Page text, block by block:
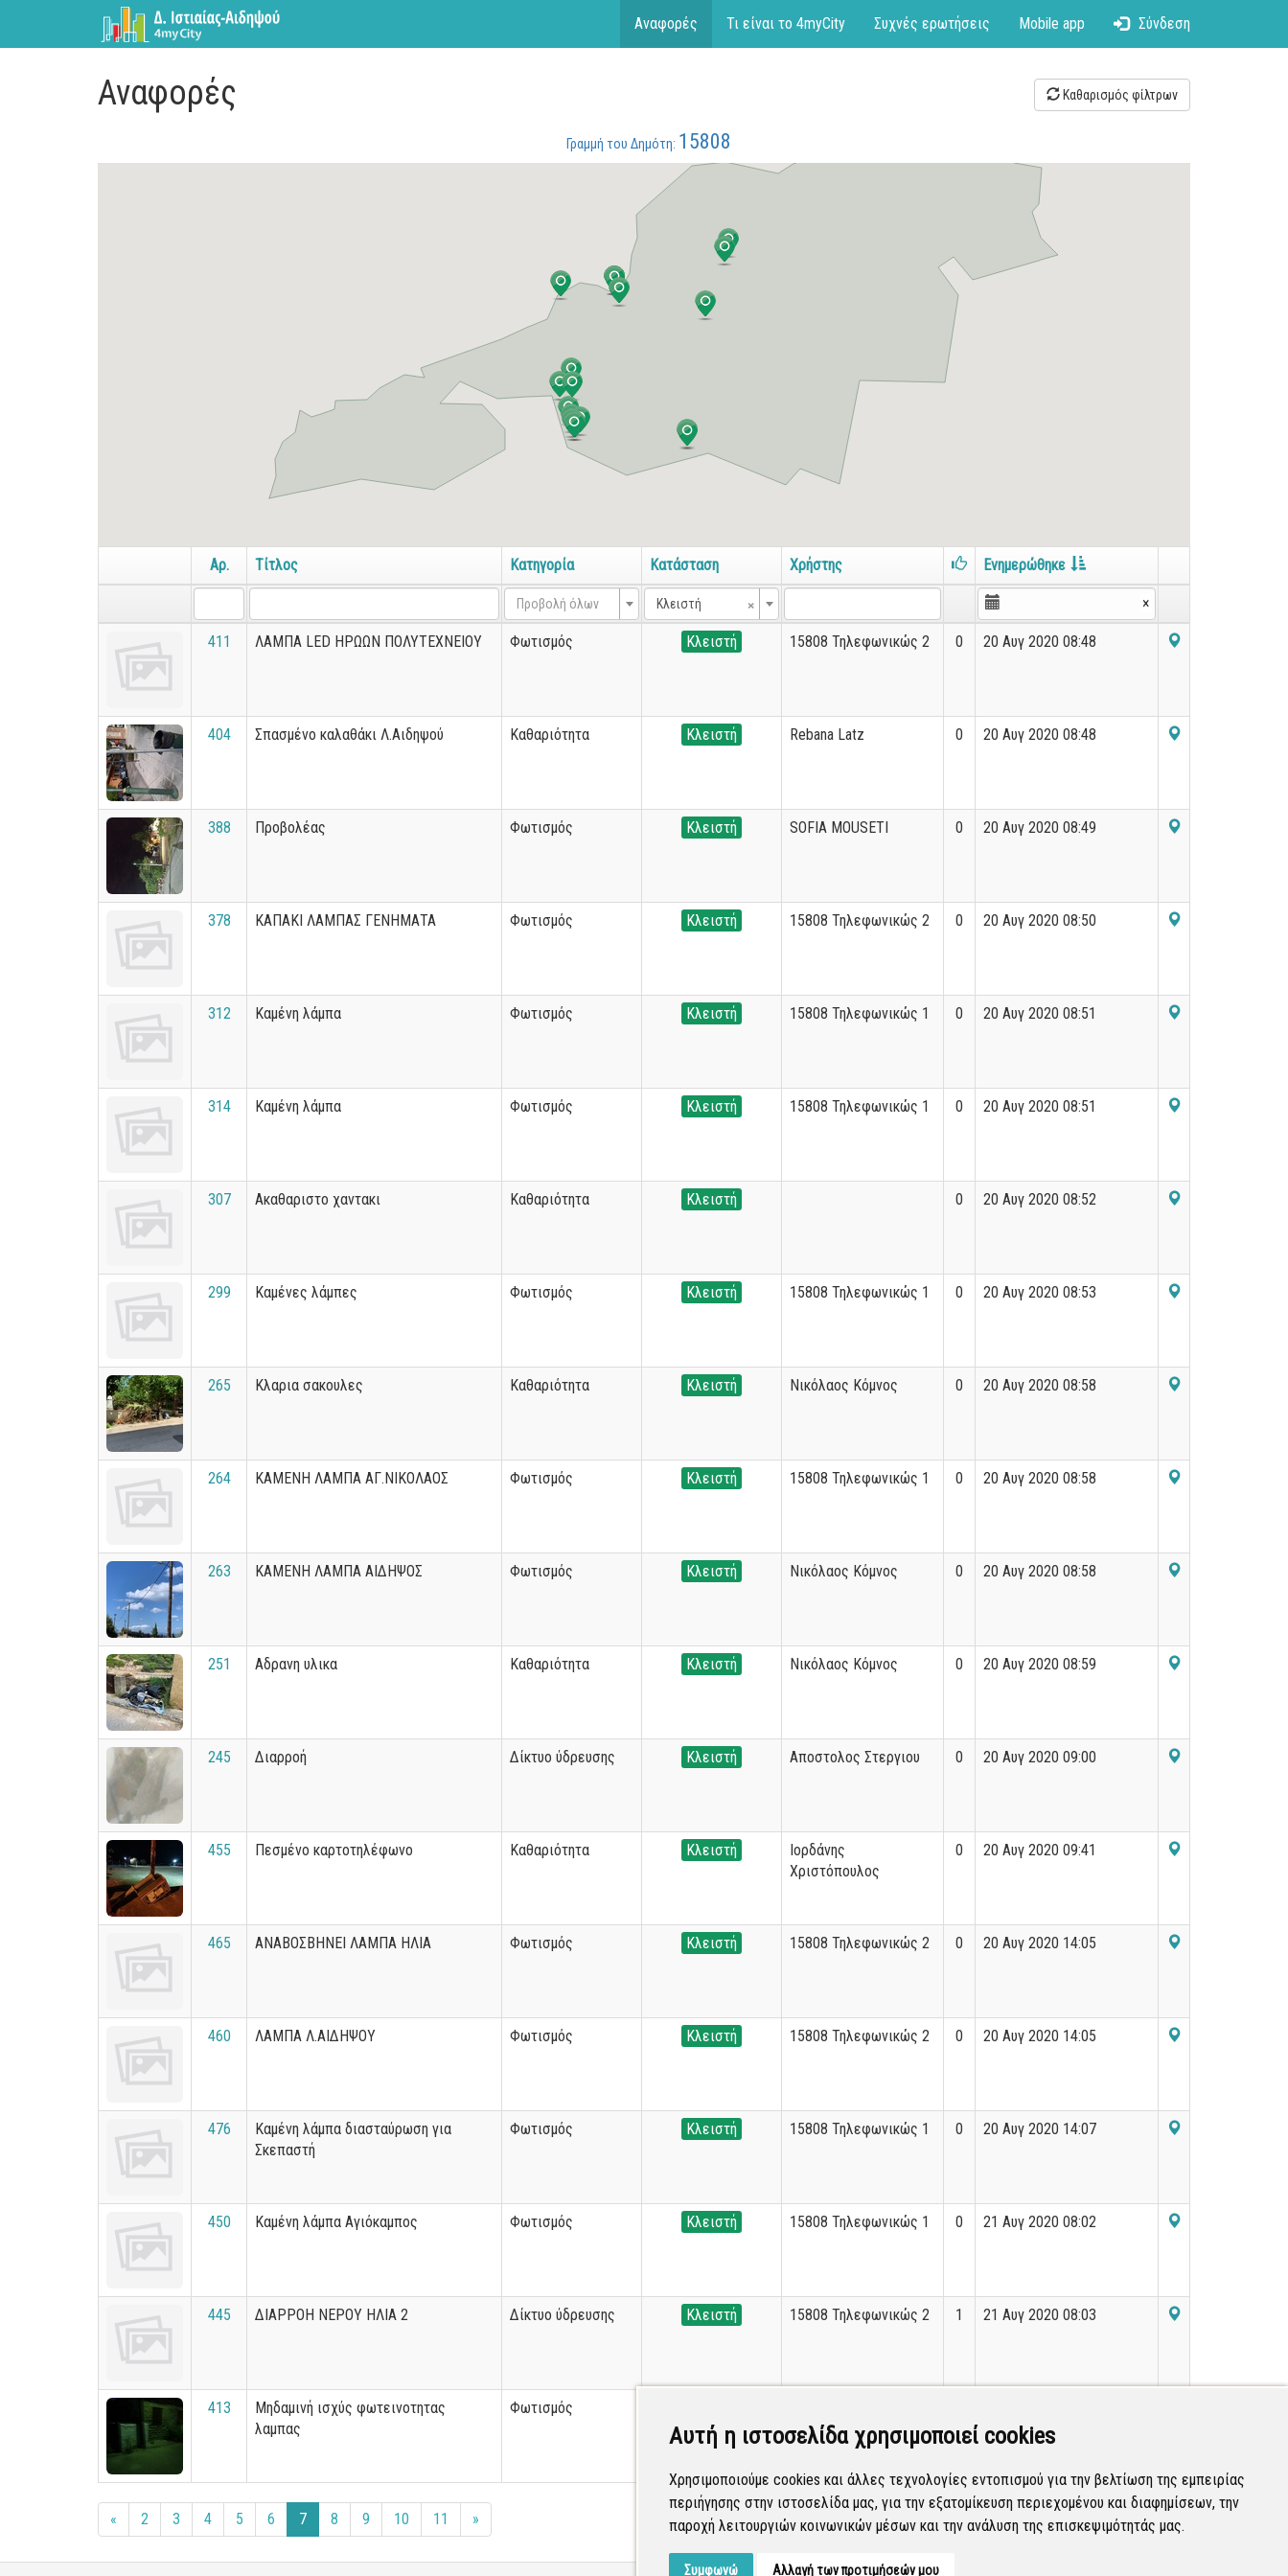
Αυτή η ιστοσελίδα χρησιμοποιεί cookies
Χρησιμοποιούμε cookies και άλλες τεχνολογίες εντοπισμού για την βελτίωση της εμπειρίας
περιήγησης στην ιστοσελίδα μας, για την εξατομίκευση περιεχομένου και διαφημίσεων, την
παροχή λειτουργιών κοινωνικών μέσων και την ανάλυση της επισκεψιμότητάς μας.
Συμφωνώ Αλλαγή των προτιμήσεών μου
Αναφορές Τι είναι το 4myCity Συχνές ερωτήσεις Mobile app Σύνδεση
Αναφορές Καθαρισμός φίλτρων
Γραμμή του Δημότη: 15808
Αρ. Τίτλος Κατηγορία Κατάσταση Χρήστης Ενημερώθηκε
Προβολή όλων ×
Κλειστή ×
411 ΛΑΜΠΑ LED ΗΡΩΩΝ ΠΟΛΥΤΕΧΝΕΙΟΥ Φωτισμός Κλειστή 15808 Τηλεφωνικώς 2 0 20 Αυγ 2020 08:48
404 Σπασμένο καλαθάκι Λ.Αιδηψού Καθαριότητα Κλειστή Rebana Latz 0 20 Αυγ 2020 08:48
388 Προβολέας Φωτισμός Κλειστή SOFIA MOUSETI 0 20 Αυγ 2020 08:49
378 ΚΑΠΑΚΙ ΛΑΜΠΑΣ ΓΕΝΗΜΑΤΑ Φωτισμός Κλειστή 15808 Τηλεφωνικώς 2 0 20 Αυγ 2020 08:50
312 Καμένη λάμπα Φωτισμός Κλειστή 15808 Τηλεφωνικώς 1 0 20 Αυγ 2020 08:51
314 Καμένη λάμπα Φωτισμός Κλειστή 15808 Τηλεφωνικώς 1 0 20 Αυγ 2020 08:51
307 Ακαθαριστο χαντακι Καθαριότητα Κλειστή 0 20 Αυγ 2020 08:52
299 Καμένες λάμπες Φωτισμός Κλειστή 15808 Τηλεφωνικώς 1 0 20 Αυγ 2020 08:53
265 Κλαρια σακουλες Καθαριότητα Κλειστή Νικόλαος Κόμνος 0 20 Αυγ 2020 08:58
264 ΚΑΜΕΝΗ ΛΑΜΠΑ ΑΓ.ΝΙΚΟΛΑΟΣ Φωτισμός Κλειστή 15808 Τηλεφωνικώς 1 0 20 Αυγ 2020 08:58
263 ΚΑΜΕΝΗ ΛΑΜΠΑ ΑΙΔΗΨΟΣ Φωτισμός Κλειστή Νικόλαος Κόμνος 0 20 Αυγ 2020 08:58
251 Αδρανη υλικα Καθαριότητα Κλειστή Νικόλαος Κόμνος 0 20 Αυγ 2020 08:59
245 Διαρροή Δίκτυο ύδρευσης Κλειστή Αποστολος Στεργιου 0 20 Αυγ 2020 09:00
455 Πεσμένο καρτοτηλέφωνο Καθαριότητα Κλειστή
Ιορδάνης
Χριστόπουλος
0 20 Αυγ 2020 09:41
465 ΑΝΑΒΟΣΒΗΝΕΙ ΛΑΜΠΑ ΗΛΙΑ Φωτισμός Κλειστή 15808 Τηλεφωνικώς 2 0 20 Αυγ 2020 14:05
460 ΛΑΜΠΑ Λ.ΑΙΔΗΨΟΥ Φωτισμός Κλειστή 15808 Τηλεφωνικώς 2 0 20 Αυγ 2020 14:05
476
Καμένη λάμπα διασταύρωση για
Σκεπαστή
Φωτισμός Κλειστή 15808 Τηλεφωνικώς 1 0 20 Αυγ 2020 14:07
450 Καμένη λάμπα Αγιόκαμπος Φωτισμός Κλειστή 15808 Τηλεφωνικώς 1 0 21 Αυγ 2020 08:02
445 ΔΙΑΡΡΟΗ ΝΕΡΟΥ ΗΛΙΑ 2 Δίκτυο ύδρευσης Κλειστή 15808 Τηλεφωνικώς 2 1 21 Αυγ 2020 08:03
413
Μηδαμινή ισχύς φωτεινοτητας
λαμπας
Φωτισμός
« 2 3 4 5 6 7 8 9 10 11 » Εμφανίζονται121-140από4.808εγγραφές.